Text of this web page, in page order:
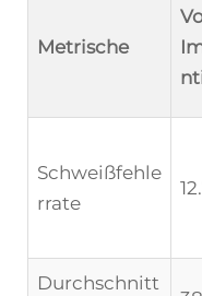
Metrische
Schweißfehle
rrate
Durchschnitt